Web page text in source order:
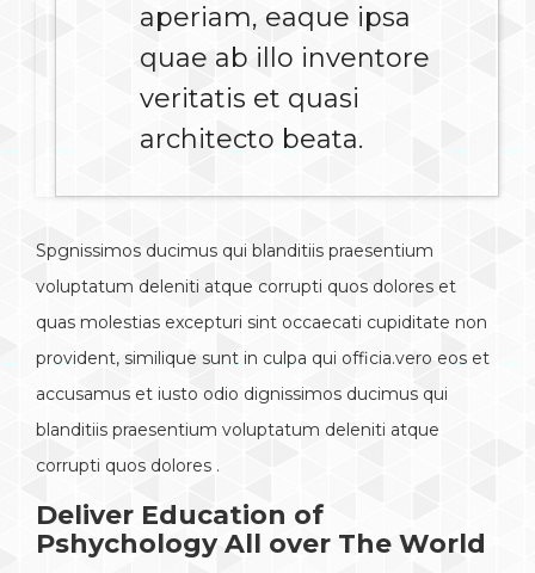
aperiam, eaque ipsa
quae ab illo inventore
veritatis et quasi
architecto beata.
Spgnissimos ducimus qui blanditiis praesentium
voluptatum deleniti atque corrupti quos dolores et
quas molestias excepturi sint occaecati cupiditate non
provident, similique sunt in culpa qui officia.vero eos et
accusamus et iusto odio dignissimos ducimus qui
blanditiis praesentium voluptatum deleniti atque
corrupti quos dolores .
Deliver Education of
Pshychology All over The World